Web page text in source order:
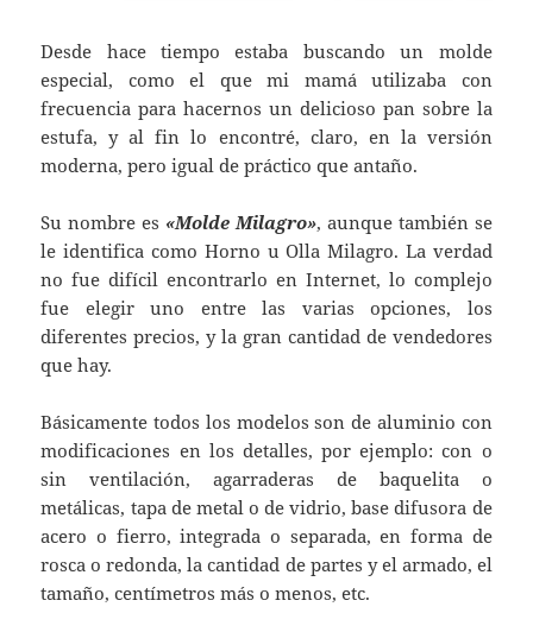
Desde hace tiempo estaba buscando un molde
especial, como el que mi mamá utilizaba con
frecuencia para hacernos un delicioso pan sobre la
estufa, y al fin lo encontré, claro, en la versión
moderna, pero igual de práctico que antaño.
Su nombre es «Molde Milagro», aunque también se
le identifica como Horno u Olla Milagro. La verdad
no fue difícil encontrarlo en Internet, lo complejo
fue elegir uno entre las varias opciones, los
diferentes precios, y la gran cantidad de vendedores
que hay.
Básicamente todos los modelos son de aluminio con
modificaciones en los detalles, por ejemplo: con o
sin ventilación, agarraderas de baquelita o
metálicas, tapa de metal o de vidrio, base difusora de
acero o fierro, integrada o separada, en forma de
rosca o redonda, la cantidad de partes y el armado, el
tamaño, centímetros más o menos, etc.